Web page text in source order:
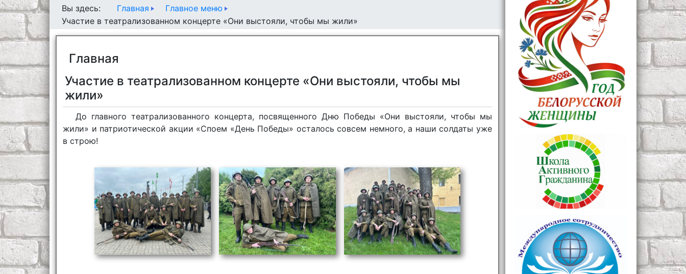
Вы здесь:
Главная
Главное меню
Участие в театрализованном концерте «Они выстояли, чтобы мы жили»
Главная
Участие в театрализованном концерте «Они выстояли, чтобы мы
жили»
До главного театрализованного концерта, посвященного Дню Победы «Они выстояли, чтобы мы
жили» и патриотической акции «Споем «День Победы» осталось совсем немного, а наши солдаты уже
в строю!